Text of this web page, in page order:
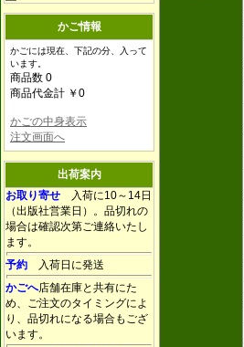
かご情報
かごには現在、下記の分、入って
います。
商品数 0
商品代金計 ￥0
かごの中身表示
注文画面へ
出荷案内
お取り寄せ 入荷に10～14日
（出版社営業日）。品切れの
場合は確認次第ご連絡いたし
ます。
予約 入荷日に発送
かごへ店舗在庫と共有にた
め、ご注文のタイミングによ
り、品切れになる場合もござ
います。